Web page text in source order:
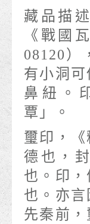
藏品描述
《戰國
08120）
有小洞
鼻紐。
覃」。
璽印，《
德也，
也。印
也。亦言
先秦前